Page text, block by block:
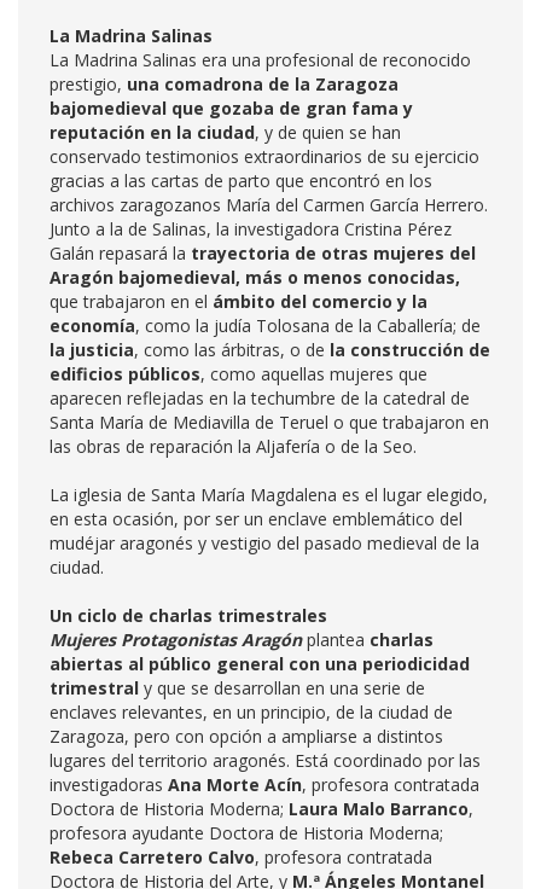
La Madrina Salinas
La Madrina Salinas era una profesional de reconocido
prestigio, una comadrona de la Zaragoza
bajomedieval que gozaba de gran fama y
reputación en la ciudad, y de quien se han
conservado testimonios extraordinarios de su ejercicio
gracias a las cartas de parto que encontró en los
archivos zaragozanos María del Carmen García Herrero.
Junto a la de Salinas, la investigadora Cristina Pérez
Galán repasará la trayectoria de otras mujeres del
Aragón bajomedieval, más o menos conocidas,
que trabajaron en el ámbito del comercio y la
economía, como la judía Tolosana de la Caballería; de
la justicia, como las árbitras, o de la construcción de
edificios públicos, como aquellas mujeres que
aparecen reflejadas en la techumbre de la catedral de
Santa María de Mediavilla de Teruel o que trabajaron en
las obras de reparación la Aljafería o de la Seo.
La iglesia de Santa María Magdalena es el lugar elegido,
en esta ocasión, por ser un enclave emblemático del
mudéjar aragonés y vestigio del pasado medieval de la
ciudad.
Un ciclo de charlas trimestrales
Mujeres Protagonistas Aragónplantea charlas
abiertas al público general con una periodicidad
trimestral y que se desarrollan en una serie de
enclaves relevantes, en un principio, de la ciudad de
Zaragoza, pero con opción a ampliarse a distintos
lugares del territorio aragonés. Está coordinado por las
investigadoras Ana Morte Acín, profesora contratada
Doctora de Historia Moderna; Laura Malo Barranco,
profesora ayudante Doctora de Historia Moderna;
Rebeca Carretero Calvo, profesora contratada
Doctora de Historia del Arte, y M.ª Ángeles Montanel